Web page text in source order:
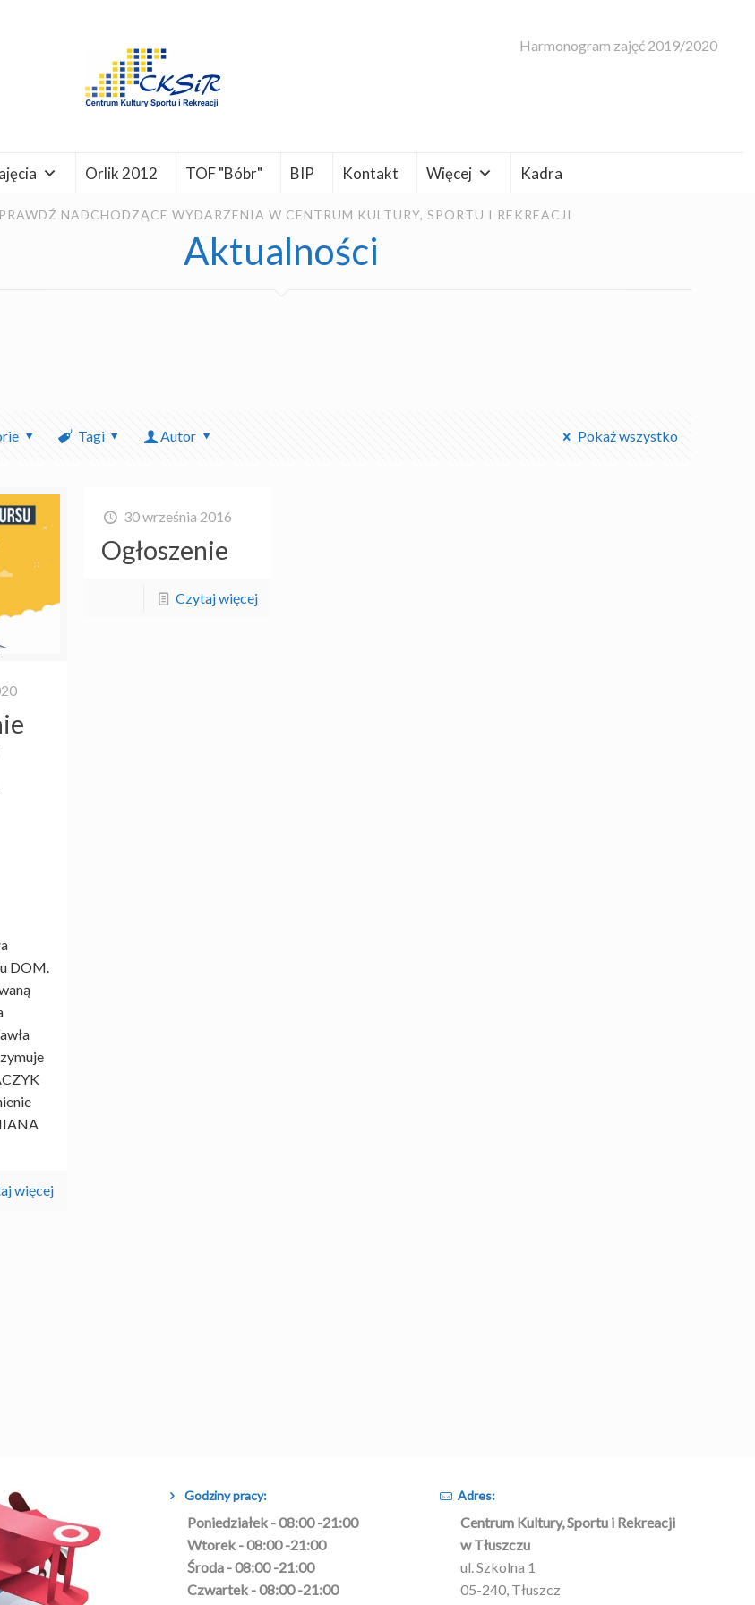
Orlik 2012 TOF "Bóbr" BIP Kontakt Więcej Kadra
Harmonogram zajęć 2019/2020
NADCHODZĄCE WYDARZENIA W CENTRUM KULTURY, SPORTU I REKREACJI
Aktualności
Tagi Autor Pokaż wszystko
DOM.
więcej
30 września 2016
Ogłoszenie
Czytaj więcej
Godziny pracy:
Poniedziałek - 08:00 -21:00
Wtorek - 08:00 -21:00
Środa - 08:00 -21:00
Czwartek - 08:00 -21:00
Adres:
Centrum Kultury, Sportu i Rekreacji
w Tłuszczu
ul. Szkolna 1
05-240, Tłuszcz